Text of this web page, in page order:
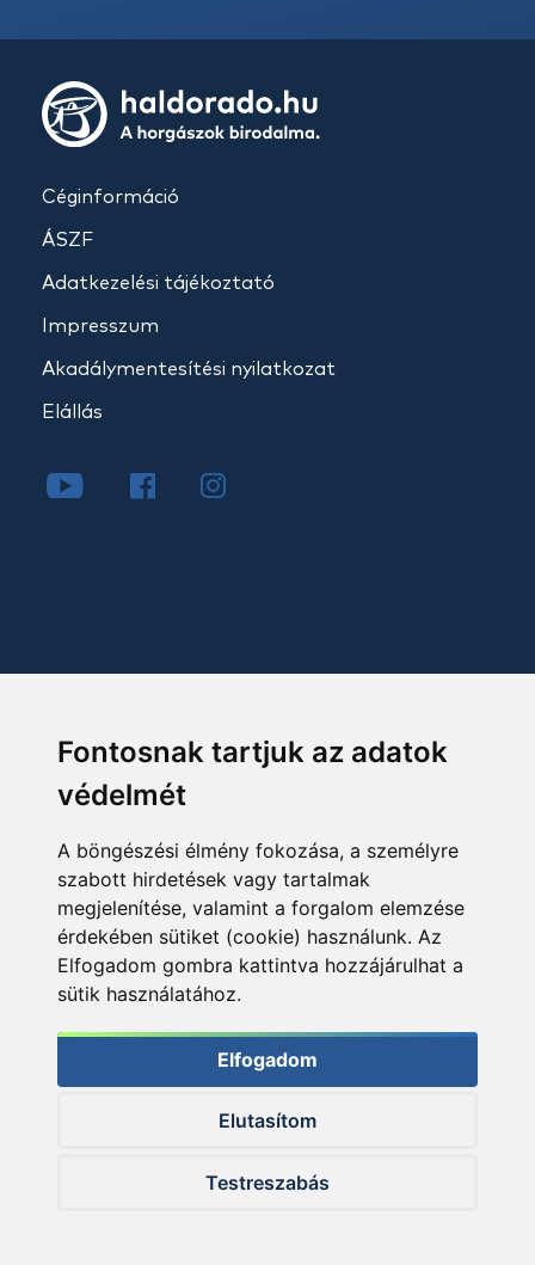
Fontosnak tartjuk az adatok
védelmét
A böngészési élmény fokozása, a személyre
szabott hirdetések vagy tartalmak
megjelenítése, valamint a forgalom elemzése
érdekében sütiket (cookie) használunk. Az
Elfogadom gombra kattintva hozzájárulhat a
sütik használatához.
Elfogadom
Elutasítom
Testreszabás
Céginformáció
ÁSZF
Adatkezelési tájékoztató
Impresszum
Akadálymentesítési nyilatkozat
Elállás